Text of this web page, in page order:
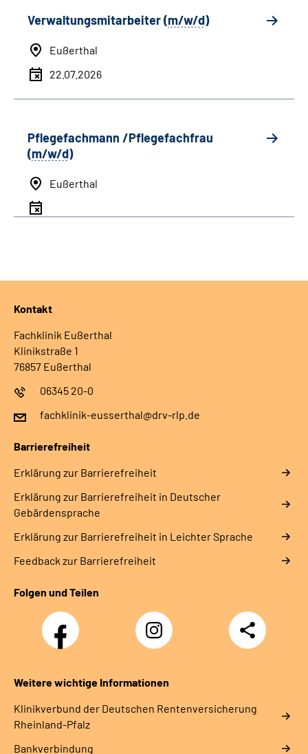
Verwaltungsmitarbeiter (m/w/d)
Eußerthal
22.07.2026
Pflegefachmann /Pflegefachfrau
(m/w/d)
Eußerthal
Kontakt
Fachklinik Eußerthal
Klinikstraße 1
76857 Eußerthal
06345 20-0
fachklinik-eusserthal@drv-rlp.de
Barrierefreiheit
Erklärung zur Barrierefreiheit
Erklärung zur Barrierefreiheit in Deutscher
Gebärdensprache
Erklärung zur Barrierefreiheit in Leichter Sprache
Feedback zur Barrierefreiheit
Folgen und Teilen
Facebook
Instagram
DRV
Nachwuchskräfte
Teilen
Weitere wichtige Informationen
Klinikverbund der Deutschen Rentenversicherung
Rheinland-Pfalz
Bankverbindung